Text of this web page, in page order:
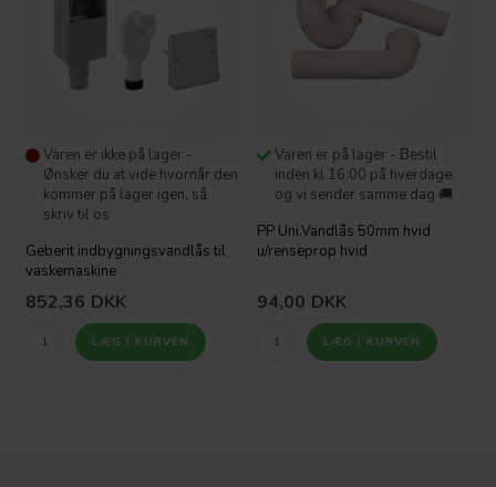
Varen er ikke på lager -
Ønsker du at vide hvornår den
kommer på lager igen, så
skriv til os
Geberit indbygningsvandlås til
vaskemaskine
852,36 DKK
Varen er på lager - Bestil
inden kl 16:00 på hverdage,
og vi sender samme dag 🚚
PP Uni.Vandlås 50mm hvid
u/renseprop hvid
94,00 DKK